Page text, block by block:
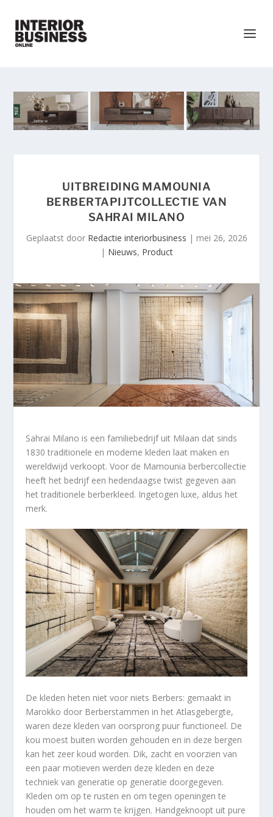
UITBREIDING MAMOUNIA
BERBERTAPIJTCOLLECTIE VAN
SAHRAI MILANO
Geplaatst door Redactie interiorbusiness | mei 26, 2026
| Nieuws, Product
Sahrai Milano is een familiebedrijf uit Milaan dat sinds
1830 traditionele en moderne kleden laat maken en
wereldwijd verkoopt. Voor de Mamounia berbercollectie
heeft het bedrijf een hedendaagse twist gegeven aan
het traditionele berberkleed. Ingetogen luxe, aldus het
merk.
De kleden heten niet voor niets Berbers: gemaakt in
Marokko door Berberstammen in het Atlasgebergte,
waren deze kleden van oorsprong puur functioneel. De
kou moest buiten worden gehouden en in deze bergen
kan het zeer koud worden. Dik, zacht en voorzien van
een paar motieven werden deze kleden en deze
techniek van generatie op generatie doorgegeven.
Kleden om op te rusten en om tegen openingen te
houden om het warm te krijgen. Handgeknoopt uit pure